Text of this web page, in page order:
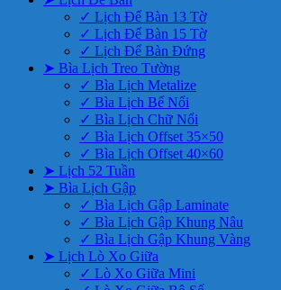
✓ Lịch Để Bàn 13 Tờ
✓ Lịch Để Bàn 15 Tờ
✓ Lịch Để Bàn Đứng
➤ Bìa Lịch Treo Tường
✓ Bìa Lịch Metalize
✓ Bìa Lịch Bế Nổi
✓ Bìa Lịch Chữ Nổi
✓ Bìa Lịch Offset 35×50
✓ Bìa Lịch Offset 40×60
➤ Lịch 52 Tuần
➤ Bìa Lịch Gập
✓ Bìa Lịch Gập Laminate
✓ Bìa Lịch Gập Khung Nâu
✓ Bìa Lịch Gập Khung Vàng
➤ Lịch Lò Xo Giữa
✓ Lò Xo Giữa Mini